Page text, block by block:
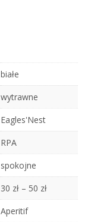
białe
wytrawne
Eagles'Nest
RPA
spokojne
30 zł – 50 zł
Aperitif